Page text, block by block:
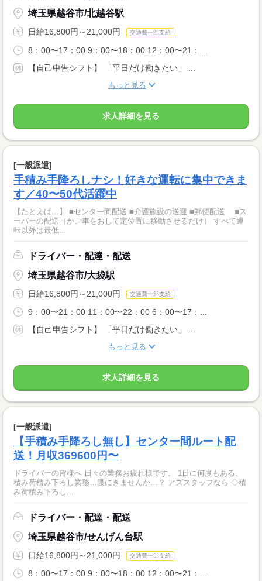
埼玉県越谷市/北越谷駅
日給16,800円～21,000円 交通費一部支給
8：00〜17：00 9：00〜18：00 12：00〜21：...
【自己申告シフト】 「平日だけ働きたい」 ...
もっと見る
求人詳細を見る
[一般派遣]
手積み手降ろしナシ！好きな運転に集中できま
す／40〜50代活躍中
【たとえば…】 ■センター間配送 ■介護施設の送迎 ■郵便配送 ■ス
ーパーの配送（かご車をおして定位置に移動させるだけ） すべて運
転以外は最低...
ドライバー・配達・配送
埼玉県越谷市/大袋駅
日給16,800円～21,000円 交通費一部支給
9：00〜21：00 11：00〜22：00 6：00〜17：...
【自己申告シフト】 「平日だけ働きたい」 ...
もっと見る
求人詳細を見る
[一般派遣]
【手積み手降ろし無し】センター間ルート配
送！月収369600円〜
ドライバーの皆様へ 日々の業務お疲れ様です。 1日に何度もある、
積み荷積み下ろし業務…腰にきませんか…？ アズスタッフなら ◇積
み荷積み下ろし...
ドライバー・配達・配送
埼玉県越谷市/せんげん台駅
日給16,800円～21,000円 交通費一部支給
8：00〜17：00 9：00〜18：00 12：00〜21：...